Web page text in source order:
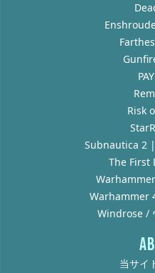
Risk
Subnautica 2
The First
Warhammer
Windrose /
当サイ